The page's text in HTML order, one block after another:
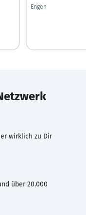
Engen
wirklich zu Dir
über 20.000